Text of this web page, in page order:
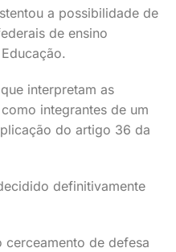
a possibilidade de
de ensino
interpretam as
integrantes de um
do artigo 36 da
definitivamente
de defesa